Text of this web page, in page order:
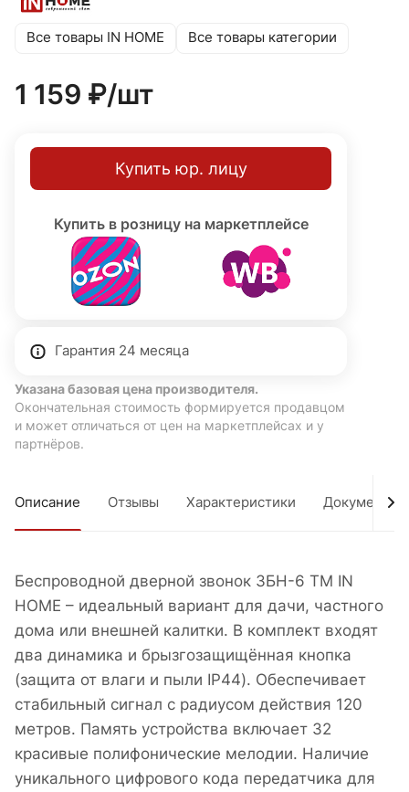
Все товары IN HOME Все товары категории
1 159 ₽/шт
Купить юр. лицу
Купить в розницу на маркетплейсе
Гарантия 24 месяца
Указана базовая цена производителя.
Окончательная стоимость формируется продавцом
и может отличаться от цен на маркетплейсах и у
партнёров.
Описание Отзывы Характеристики Документы
Беспроводной дверной звонок ЗБН-6 ТМ IN
HOME – идеальный вариант для дачи, частного
дома или внешней калитки. В комплект входят
два динамика и брызгозащищённая кнопка
(защита от влаги и пыли IP44). Обеспечивает
стабильный сигнал с радиусом действия 120
метров. Память устройства включает 32
красивые полифонические мелодии. Наличие
уникального цифрового кода передатчика для